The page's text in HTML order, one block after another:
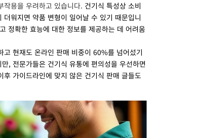
작용을 우려하고 있습니다. 건기식 특성상 소비
더워지면 약품 변형이 일어날 수 있기 때문입니
정확한 효능에 대한 정보를 제공하는 데 어려움
현재도 온라인 판매 비중이 60%를 넘어섰기
, 전문가들은 건기식 유통에 편의성을 우선하면
가이드라인에 맞지 않은 건기식 판매 글들도